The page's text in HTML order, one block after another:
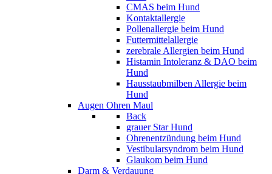
CMAS beim Hund
Kontaktallergie
Pollenallergie beim Hund
Futtermittelallergie
zerebrale Allergien beim Hund
Histamin Intoleranz & DAO beim
Hund
Hausstaubmilben Allergie beim
Hund
Augen Ohren Maul
Back
grauer Star Hund
Ohrenentzündung beim Hund
Vestibularsyndrom beim Hund
Glaukom beim Hund
Darm & Verdauung